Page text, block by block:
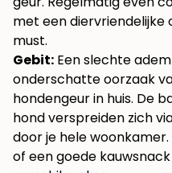
met een diervriendelijke
must.
Gebit: Een slechte
onderschatte oorzaak
hondengeur in huis. De
hond verspreiden zich
door je hele
of een goede